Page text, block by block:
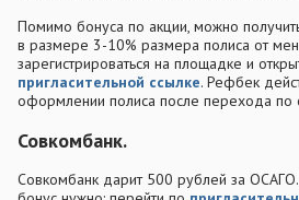
Помимо бонуса по акции, можно
в размере 3-10% размера полиса от
зарегистрироваться на площадке и
пригласительной ссылке. Рефбек
оформлении полиса после перехода по
Совкомбанк.
Совкомбанк дарит 500 рублей за